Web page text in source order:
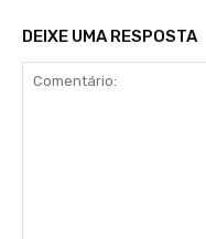
DEIXE UMA RESPOSTA